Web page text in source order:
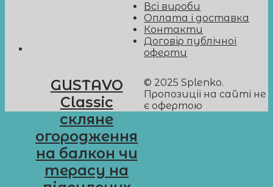
GUSTAVO
Classic
скляне
огородження
на балкон чи
терасу на
Всі вироби
Оплата і доставка
Контакти
Договір публічної
оферти
© 2025 Splenko.
Пропозиції на сайті не
є офертою